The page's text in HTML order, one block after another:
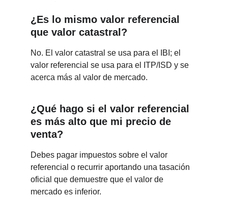
¿Es lo mismo valor referencial
que valor catastral?
No. El valor catastral se usa para el IBI; el
valor referencial se usa para el ITP/ISD y se
acerca más al valor de mercado.
¿Qué hago si el valor referencial
es más alto que mi precio de
venta?
Debes pagar impuestos sobre el valor
referencial o recurrir aportando una tasación
oficial que demuestre que el valor de
mercado es inferior.